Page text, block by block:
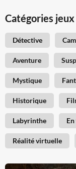
Catégories jeux
Détective
Aventure
Mystique
Historique
Labyrinthe
Réalité virtuelle